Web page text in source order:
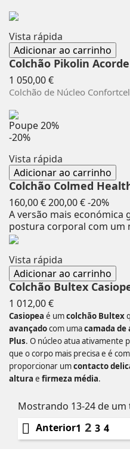
Vista rápida
Adicionar ao carrinho
Colchão Pikolin
1 050,00 €Preço
Colchão de Núcleo
Poupe20%
-20%
Vista rápida
Adicionar ao carrinho
Colchão Colmed
160,00 € Preço
normal
200,00 €-20%Preço
A versão mais económica
postura corporal com um
Vista rápida
Adicionar ao carrinho
Colchão Bultex
1 012,00 €Preço
Casiopea é umcolchão Bultex
avançadocom umacamada de
Plus. O núcleo atua ativamente
que o corpo mais precisa e é
proporcionar umcontacto
altura e firmeza média.
Mostrando 13-24 de
 Anterior1 2 3 4